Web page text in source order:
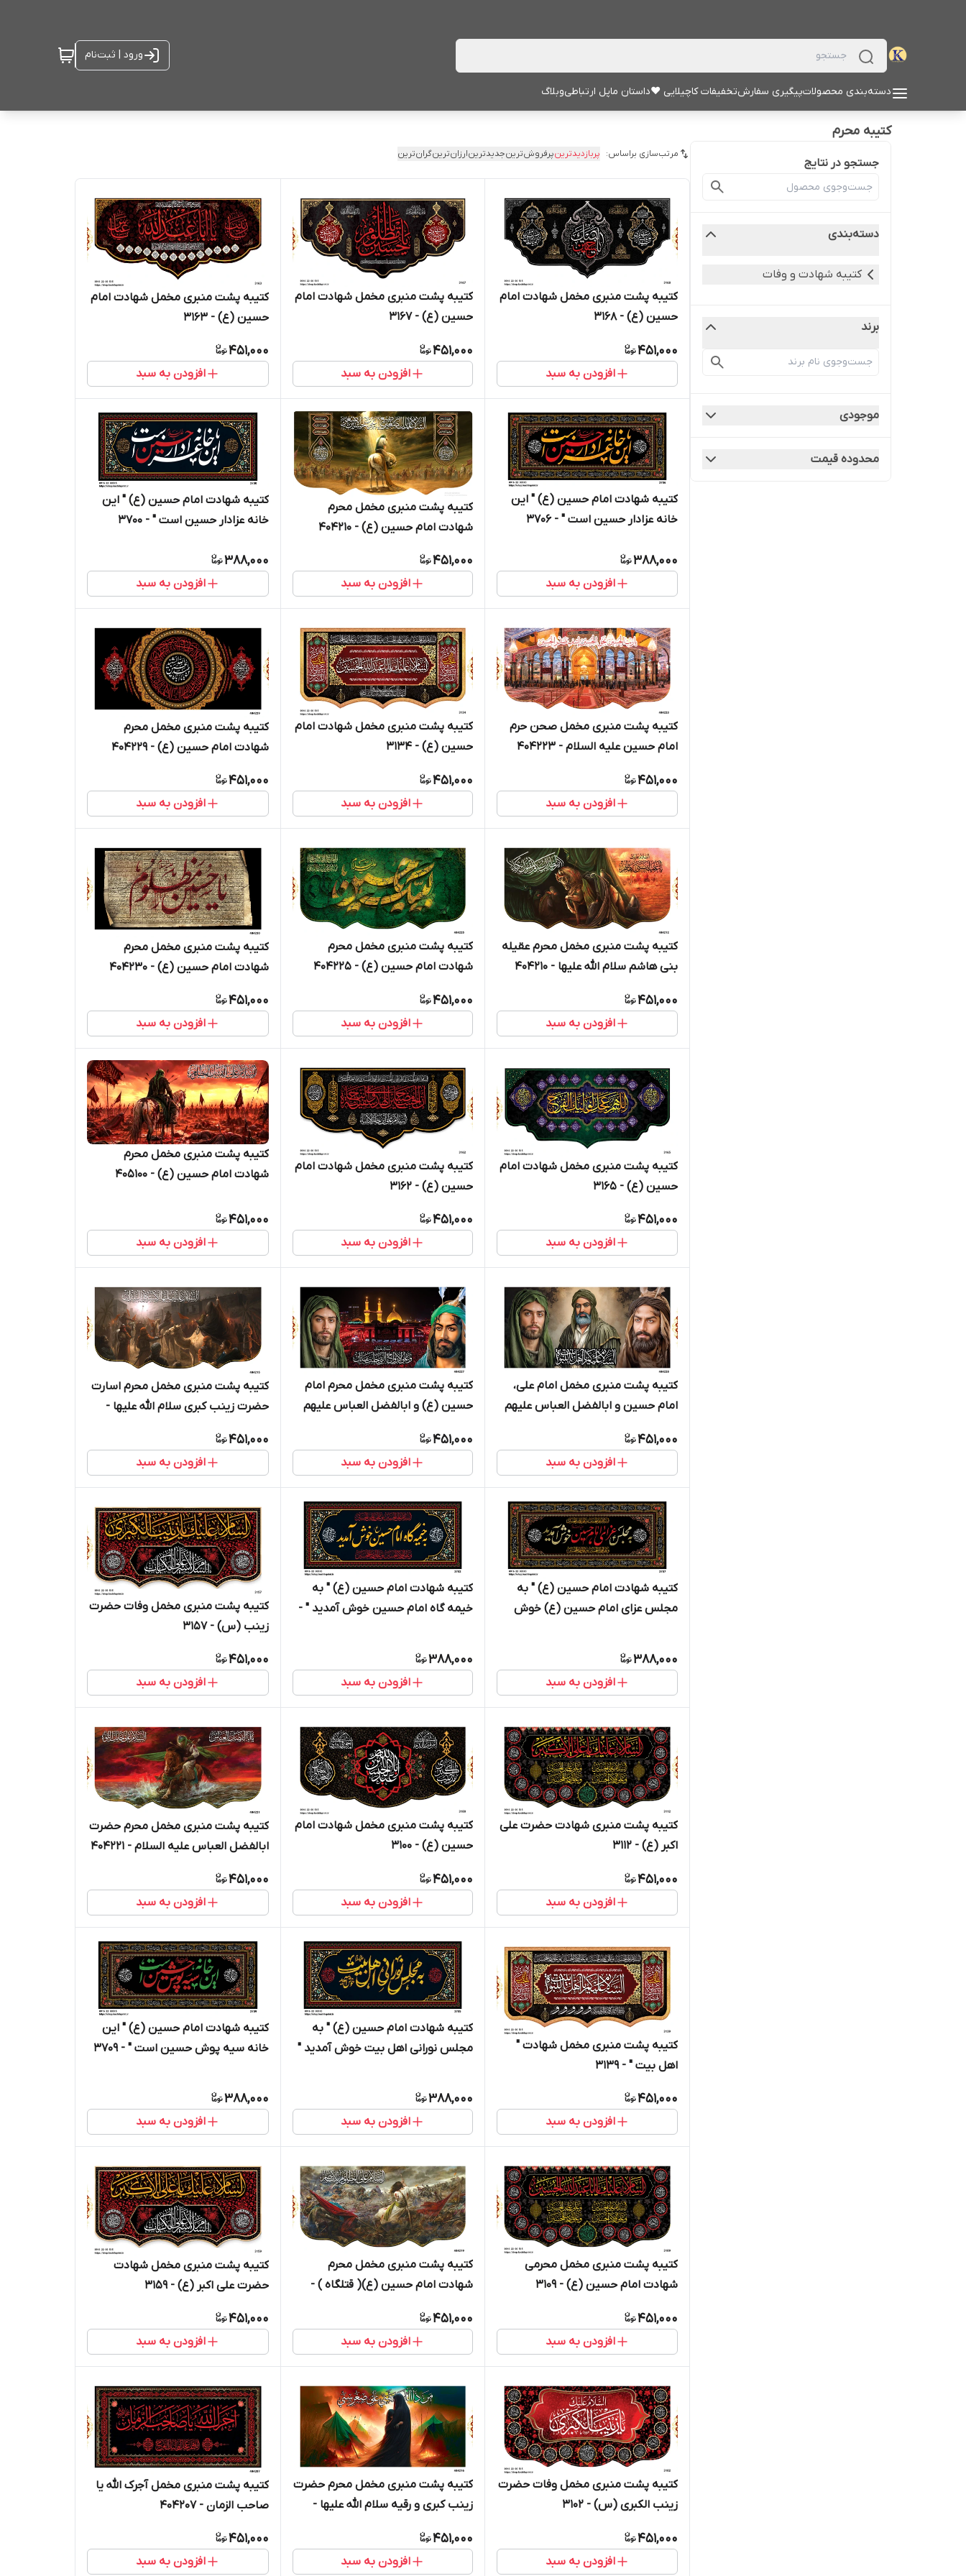
ورود | ثبت‌نام
دسته‌بندی محصولاتپیگیری سفارشتخفیفات کاچیلایی ♥داستان ماپل ارتباطیوبلاگ
کتیبه محرم
جستجو در نتایج
دسته‌بندی
کتیبه شهادت و وفات
برند
موجودی
محدوده قیمت
مرتب‌سازی براساس: پربازدیدترینپرفروش‌ترینجدیدترینارزان‌ترینگران‌ترین
کتیبه پشت منبری مخمل شهادت امام
حسین (ع) - 3168
451,000
افزودن به سبد
کتیبه پشت منبری مخمل شهادت امام
حسین (ع) - 3167
451,000
افزودن به سبد
کتیبه پشت منبری مخمل شهادت امام
حسین (ع) - 3163
451,000
افزودن به سبد
کتیبه شهادت امام حسین (ع) " این
خانه عزادار حسین است " - 3706
388,000
افزودن به سبد
کتیبه پشت منبری مخمل محرم
شهادت امام حسین (ع) - 404210
451,000
افزودن به سبد
کتیبه شهادت امام حسین (ع) " این
خانه عزادار حسین است " - 3700
388,000
افزودن به سبد
کتیبه پشت منبری مخمل صحن حرم
امام حسین علیه السلام - 404223
451,000
افزودن به سبد
کتیبه پشت منبری مخمل شهادت امام
حسین (ع) - 3134
451,000
افزودن به سبد
کتیبه پشت منبری مخمل محرم
شهادت امام حسین (ع) - 404229
451,000
افزودن به سبد
کتیبه پشت منبری مخمل محرم عقیله
بنی هاشم سلام الله علیها - 404210
451,000
افزودن به سبد
کتیبه پشت منبری مخمل محرم
شهادت امام حسین (ع) - 404225
451,000
افزودن به سبد
کتیبه پشت منبری مخمل محرم
شهادت امام حسین (ع) - 404230
451,000
افزودن به سبد
کتیبه پشت منبری مخمل شهادت امام
حسین (ع) - 3165
451,000
افزودن به سبد
کتیبه پشت منبری مخمل شهادت امام
حسین (ع) - 3162
451,000
افزودن به سبد
کتیبه پشت منبری مخمل محرم
شهادت امام حسین (ع) - 405100
451,000
افزودن به سبد
کتیبه پشت منبری مخمل امام علی،
امام حسین و ابالفضل العباس علیهم
451,000
افزودن به سبد
کتیبه پشت منبری مخمل محرم امام
حسین (ع) و ابالفضل العباس علیهم
451,000
افزودن به سبد
کتیبه پشت منبری مخمل محرم اسارت
حضرت زینب کبری سلام الله علیها -
451,000
افزودن به سبد
کتیبه شهادت امام حسین (ع) " به
مجلس عزای امام حسین (ع) خوش
388,000
افزودن به سبد
کتیبه شهادت امام حسین (ع) " به
خیمه گاه امام حسین خوش آمدید " -
388,000
افزودن به سبد
کتیبه پشت منبری مخمل وفات حضرت
زینب (س) - 3157
451,000
افزودن به سبد
کتیبه پشت منبری شهادت حضرت علی
اکبر (ع) - 3112
451,000
افزودن به سبد
کتیبه پشت منبری مخمل شهادت امام
حسین (ع) - 3100
451,000
افزودن به سبد
کتیبه پشت منبری مخمل محرم حضرت
ابالفضل العباس علیه السلام - 404221
451,000
افزودن به سبد
کتیبه پشت منبری مخمل شهادت "
اهل بیت " - 3139
451,000
افزودن به سبد
کتیبه شهادت امام حسین (ع) " به
مجلس نورانی اهل بیت خوش آمدید "
388,000
افزودن به سبد
کتیبه شهادت امام حسین (ع) " این
خانه سیه پوش حسین است " - 3709
388,000
افزودن به سبد
کتیبه پشت منبری مخمل محرمی
شهادت امام حسین (ع) - 3109
451,000
افزودن به سبد
کتیبه پشت منبری مخمل محرم
شهادت امام حسین (ع)( قتلگاه ) -
451,000
افزودن به سبد
کتیبه پشت منبری مخمل شهادت
حضرت علی اکبر (ع) - 3159
451,000
افزودن به سبد
کتیبه پشت منبری مخمل وفات حضرت
زینب الکبری (س) - 3102
451,000
افزودن به سبد
کتیبه پشت منبری مخمل محرم حضرت
زینب کبری و رقیه سلام الله علیها -
451,000
افزودن به سبد
کتیبه پشت منبری مخمل آجرک الله یا
صاحب الزمان - 404207
451,000
افزودن به سبد